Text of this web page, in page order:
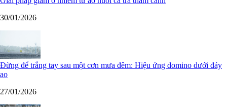
30/01/2026
Đừng để trắng tay sau một cơn mưa đêm: Hiệu ứng domino dưới đáy
ao
27/01/2026